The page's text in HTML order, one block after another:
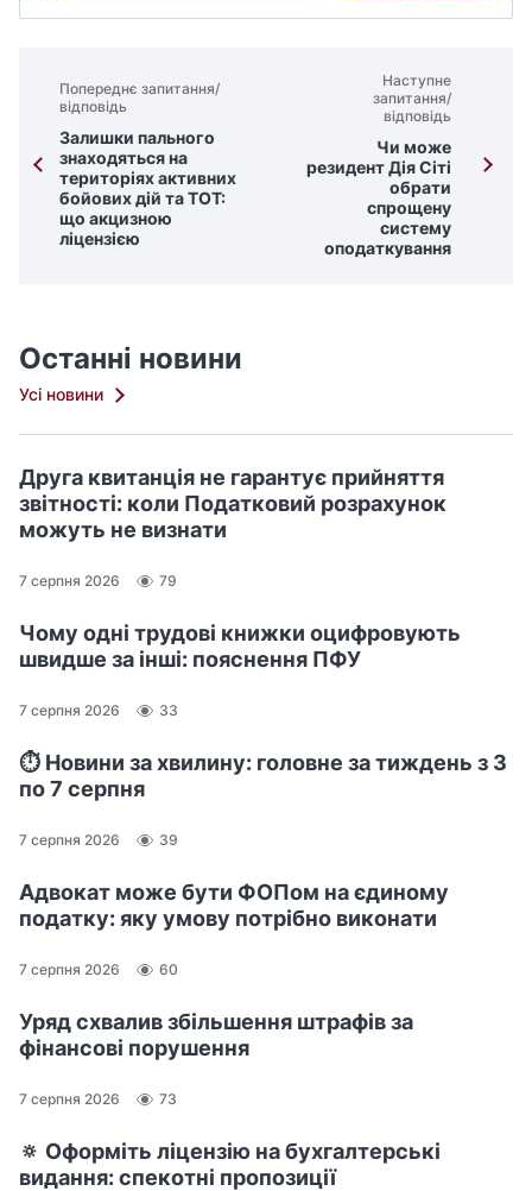
Попереднє запитання/
відповідь
Залишки пального
знаходяться на
територіях активних
бойових дій та ТОТ:
що акцизною
ліцензією
Наступне
запитання/
відповідь
Чи може
резидент Дія Сіті
обрати
спрощену
систему
оподаткування
Останні новини
Усі новини
Друга квитанція не гарантує прийняття
звітності: коли Податковий розрахунок
можуть не визнати
7 серпня 2026 79
Чому одні трудові книжки оцифровують
швидше за інші: пояснення ПФУ
7 серпня 2026 33
⏱️ Новини за хвилину: головне за тиждень з 3
по 7 серпня
7 серпня 2026 39
Адвокат може бути ФОПом на єдиному
податку: яку умову потрібно виконати
7 серпня 2026 60
Уряд схвалив збільшення штрафів за
фінансові порушення
7 серпня 2026 73
🔅 Оформіть ліцензію на бухгалтерські
видання: спекотні пропозиції